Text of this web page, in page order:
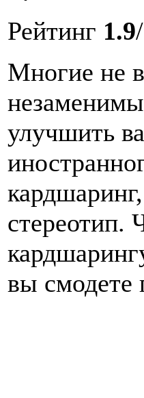
Рейтинг 1.9
Многие не
улучшить
стереотип.
вы смодете